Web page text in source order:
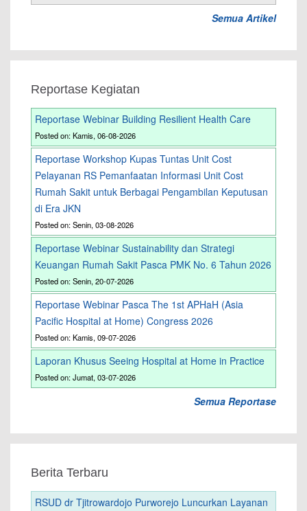
Semua Artikel
Reportase Kegiatan
Reportase Webinar Building Resilient Health Care
Posted on: Kamis, 06-08-2026
Reportase Workshop Kupas Tuntas Unit Cost
Pelayanan RS Pemanfaatan Informasi Unit Cost
Rumah Sakit untuk Berbagai Pengambilan Keputusan
di Era JKN
Posted on: Senin, 03-08-2026
Reportase Webinar Sustainability dan Strategi
Keuangan Rumah Sakit Pasca PMK No. 6 Tahun 2026
Posted on: Senin, 20-07-2026
Reportase Webinar Pasca The 1st APHaH (Asia
Pacific Hospital at Home) Congress 2026
Posted on: Kamis, 09-07-2026
Laporan Khusus Seeing Hospital at Home in Practice
Posted on: Jumat, 03-07-2026
Semua Reportase
Berita Terbaru
RSUD dr Tjitrowardojo Purworejo Luncurkan Layanan